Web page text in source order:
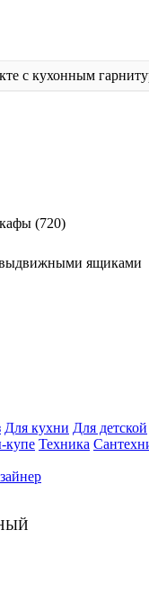
с кухонным
(720)
ящиками
Для кухни Для детской
Техника